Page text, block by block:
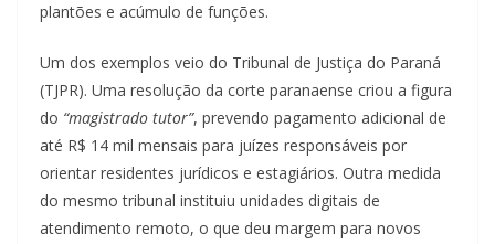
plantões e acúmulo de funções.
Um dos exemplos veio do Tribunal de Justiça do Paraná
(TJPR). Uma resolução da corte paranaense criou a figura
do “magistrado tutor”, prevendo pagamento adicional de
até R$ 14 mil mensais para juízes responsáveis por
orientar residentes jurídicos e estagiários. Outra medida
do mesmo tribunal instituiu unidades digitais de
atendimento remoto, o que deu margem para novos